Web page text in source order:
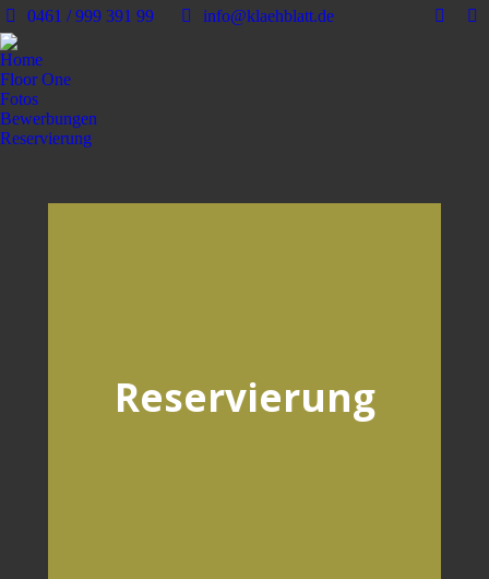
0461 / 999 391 99 info@klaehblatt.de
Home
Floor One
Fotos
Bewerbungen
Reservierung
Reservierung